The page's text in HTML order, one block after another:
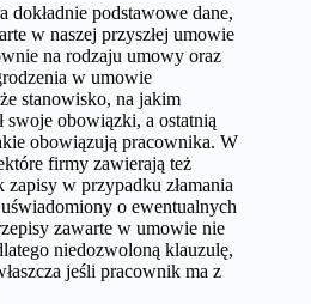
dokładnie podstawowe dane,
w naszej przyszłej umowie
na rodzaju umowy oraz
w umowie
stanowisko, na jakim
obowiązki, a ostatnią
obowiązują pracownika. W
firmy zawierają też
w przypadku złamania
o ewentualnych
zawarte w umowie nie
niedozwoloną klauzulę,
jeśli pracownik ma z